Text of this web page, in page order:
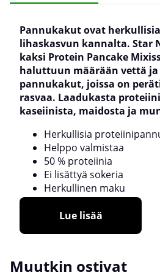
Pannukakut ovat
lihaskasvun kannalta. Star
kaksi Protein Pancake
haluttuun määrään vettä ja
pannukakut, joissa on
rasvaa. Laadukasta
kaseiinista, maidosta ja
Herkullisia
Helppo valmistaa
50 % proteiinia
Ei lisättyä sokeria
Herkullinen maku
Lue lisää
Muutkin ostivat